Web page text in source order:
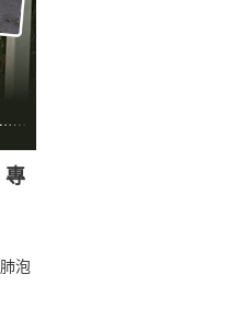
專
泡